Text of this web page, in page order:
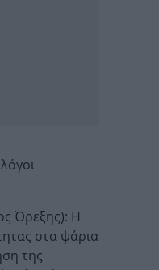
Όρεξης): Η
στα ψάρια
της